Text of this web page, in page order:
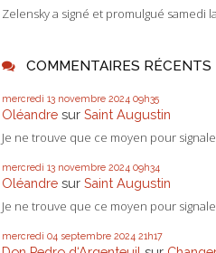
Zelensky a signé et promulgué samedi
COMMENTAIRES RÉCENTS
mercredi 13 novembre 2024 09h35
Oléandre sur Saint Augustin
Je ne trouve que ce moyen pour
mercredi 13 novembre 2024 09h34
Oléandre sur Saint Augustin
Je ne trouve que ce moyen pour
mercredi 04 septembre 2024 21h17